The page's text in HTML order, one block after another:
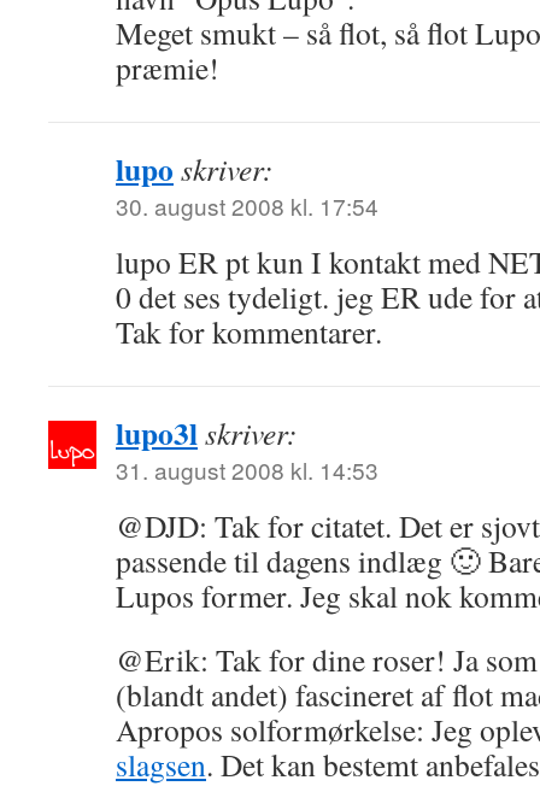
Meget smukt – så flot, så flot
præmie!
lupo skriver:
30. august 2008 kl. 17:54
lupo ER pt kun I kontakt med
0 det ses tydeligt. jeg ER ude for
Tak for kommentarer.
lupo3lskriver:
31. august 2008 kl. 14:53
@DJD: Tak for citatet. Det er
passende til dagens indlæg 🙂
Lupos former. Jeg skal nok
@Erik: Tak for dine roser! Ja
(blandt andet) fascineret af flot
Apropos solformørkelse: Jeg
slagsen. Det kan bestemt